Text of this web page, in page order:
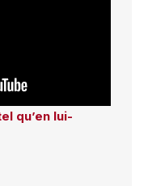
qu’en lui-